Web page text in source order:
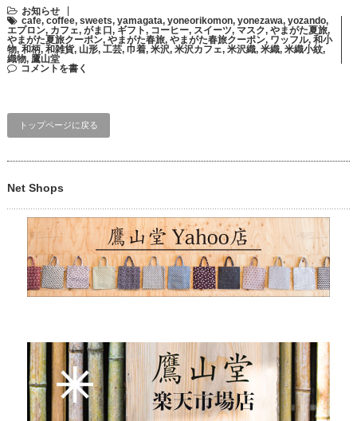
お知らせ
cafe, coffee, sweets, yamagata, yoneorikomon, yonezawa, yozando,
エプロン, カフェ, がま口, ギフト, コーヒー, スイーツ, マスク, やまがた夏旅,
やまがた夏旅クーポン, やまがた春旅, やまがた春旅クーポン, ワッフル, 和小
物, 和柄, 和雑貨, 山形, 工芸, 巾着, 米沢, 米沢カフェ, 米沢織, 米織, 米織小紋,
織物, 鷹山堂
コメントを書く
トップページに戻る
Net Shops